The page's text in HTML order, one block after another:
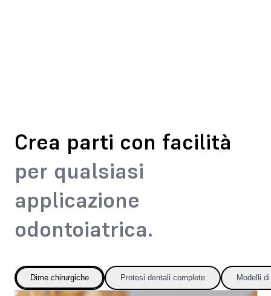
Crea parti con facilità
per qualsiasi
applicazione
odontoiatrica.
Dime chirurgiche Protesi dentali complete Modelli